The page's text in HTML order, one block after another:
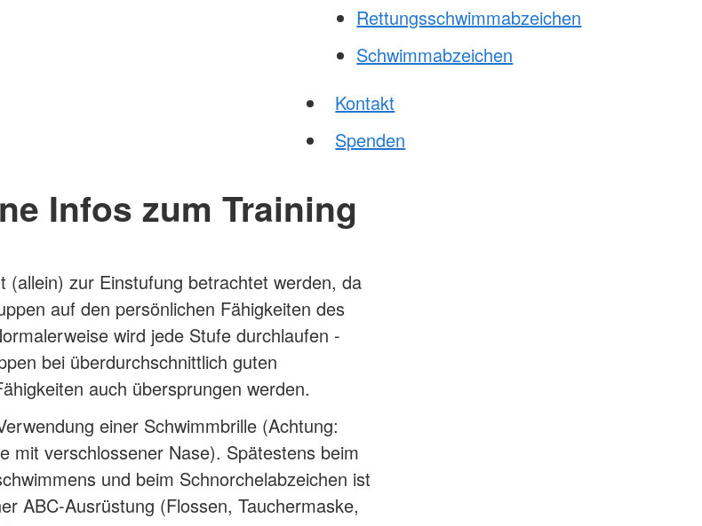
Rettungsschwimmabzeichen
Schwimmabzeichen
Kontakt
Spenden
Infos zum Training
(allein) zur Einstufung betrachtet werden, da
auf den persönlichen Fähigkeiten des
wird jede Stufe durchlaufen -
bei überdurchschnittlich guten
auch übersprungen werden.
einer Schwimmbrille (Achtung:
mit verschlossener Nase). Spätestens beim
und beim Schnorchelabzeichen ist
ABC-Ausrüstung (Flossen, Tauchermaske,